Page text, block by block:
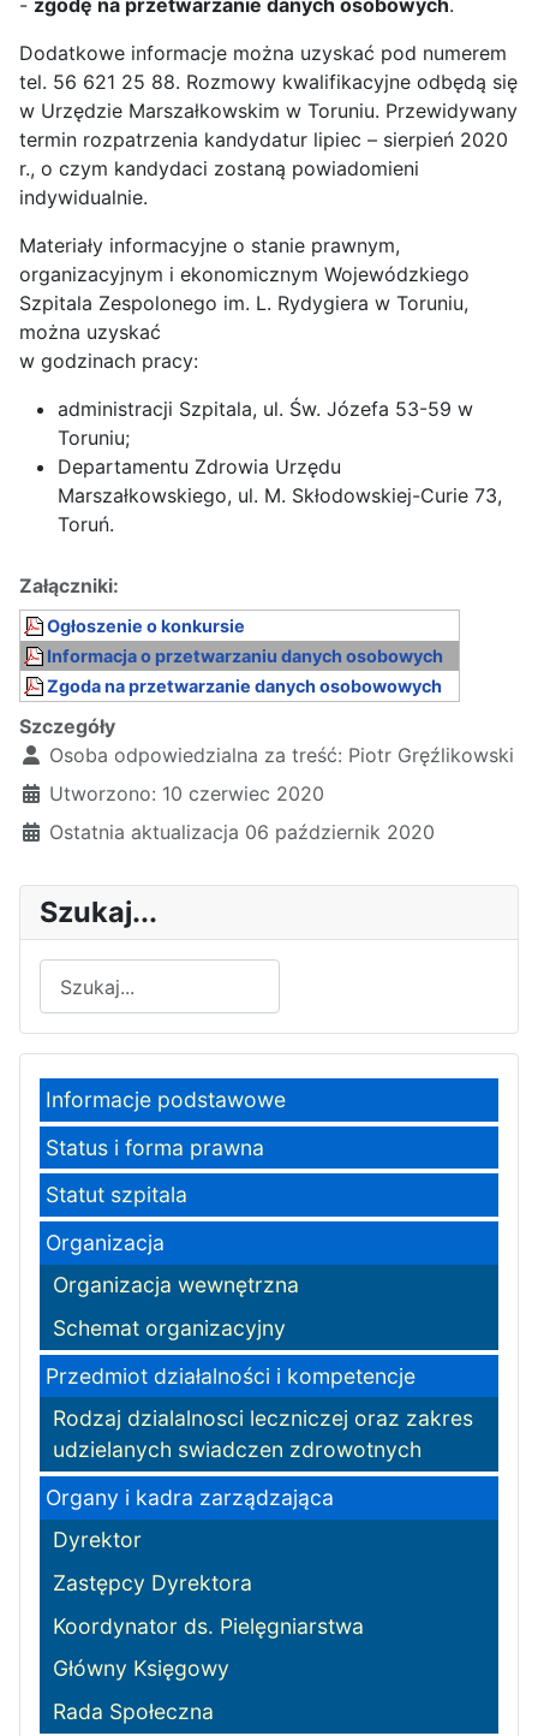
Szukaj...
Informacje podstawowe
Status i forma prawna
Statut szpitala
Organizacja
Organizacja wewnętrzna
Schemat organizacyjny
Przedmiot działalności i kompetencje
Rodzaj dzialalnosci leczniczej oraz zakres
udzielanych swiadczen zdrowotnych
Organy i kadra zarządzająca
Dyrektor
Zastępcy Dyrektora
Koordynator ds. Pielęgniarstwa
Główny Księgowy
Rada Społeczna
- zgodę na przetwarzanie danych osobowych.
Dodatkowe informacje można uzyskać pod numerem
tel. 56 621 25 88. Rozmowy kwalifikacyjne odbędą się
w Urzędzie Marszałkowskim w Toruniu. Przewidywany
termin rozpatrzenia kandydatur lipiec – sierpień 2020
r., o czym kandydaci zostaną powiadomieni
indywidualnie.
Materiały informacyjne o stanie prawnym,
organizacyjnym i ekonomicznym Wojewódzkiego
Szpitala Zespolonego im. L. Rydygiera w Toruniu,
można uzyskać
w godzinach pracy:
administracji Szpitala, ul. Św. Józefa 53-59 w
Toruniu;
Departamentu Zdrowia Urzędu
Marszałkowskiego, ul. M. Skłodowskiej-Curie 73,
Toruń.
Załączniki:
Ogłoszenie o konkursie
Informacja o przetwarzaniu danych osobowych
Zgoda na przetwarzanie danych osobowowych
Szczegóły
Osoba odpowiedzialna za treść: Piotr Gręźlikowski
Utworzono: 10 czerwiec 2020
Ostatnia aktualizacja 06 październik 2020